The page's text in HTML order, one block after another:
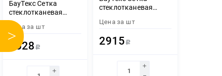
>
БауТекс Сетка
стеклотканевая
Крепикс 165гр 2000Н
50м2
Цена за шт
3528 Р
стеклотканевая
50м2
Цена за шт
2915 Р